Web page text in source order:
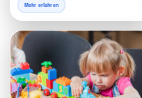
Mehr erfahren